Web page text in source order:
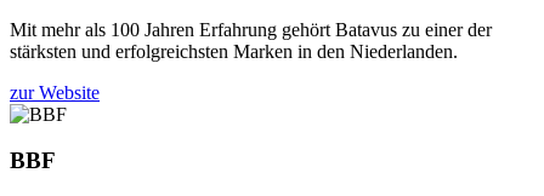
Mit mehr als 100 Jahren Erfahrung gehört Batavus zu einer der
stärksten und erfolgreichsten Marken in den Niederlanden.
zur Website
BBF